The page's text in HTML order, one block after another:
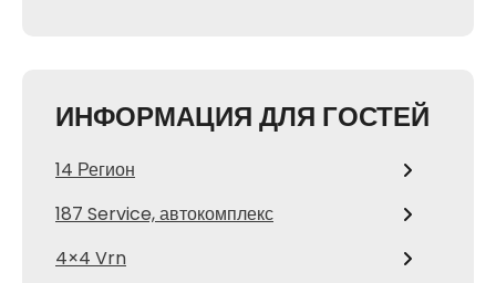
ИНФОРМАЦИЯ ДЛЯ ГОСТЕЙ
14 Регион
187 Service, автокомплекс
4×4 Vrn